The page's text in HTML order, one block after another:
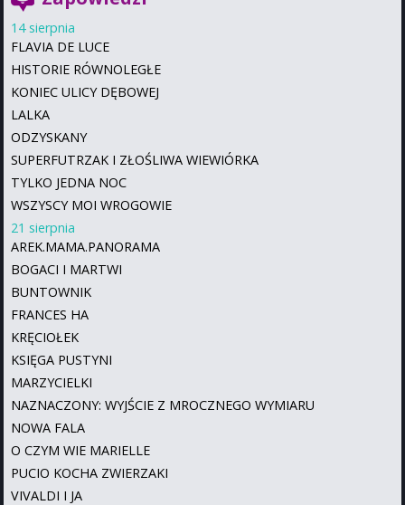
14 sierpnia
FLAVIA DE LUCE
HISTORIE RÓWNOLEGŁE
KONIEC ULICY DĘBOWEJ
LALKA
ODZYSKANY
SUPERFUTRZAK I ZŁOŚLIWA WIEWIÓRKA
TYLKO JEDNA NOC
WSZYSCY MOI WROGOWIE
21 sierpnia
AREK.MAMA.PANORAMA
BOGACI I MARTWI
BUNTOWNIK
FRANCES HA
KRĘCIOŁEK
KSIĘGA PUSTYNI
MARZYCIELKI
NAZNACZONY: WYJŚCIE Z MROCZNEGO WYMIARU
NOWA FALA
O CZYM WIE MARIELLE
PUCIO KOCHA ZWIERZAKI
VIVALDI I JA